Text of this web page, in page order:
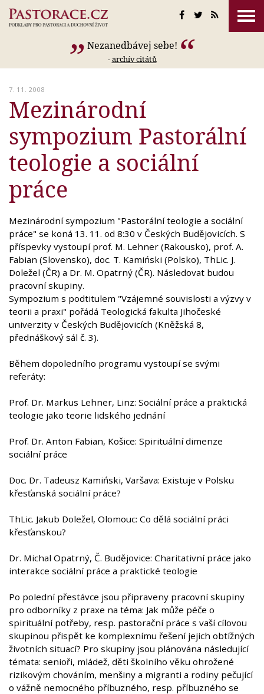
Nezanedbávej sebe!
-archív citátů
7. 11. 2008
Mezinárodní
sympozium Pastorální
teologie a sociální
práce
Mezinárodní sympozium "Pastorální teologie a sociální
práce" se koná 13. 11. od 8:30 v Českých Budějovicích. S
příspevky vystoupí prof. M. Lehner (Rakousko), prof. A.
Fabian (Slovensko), doc. T. Kamiński (Polsko), ThLic. J.
Doležel (ČR) a Dr. M. Opatrný (ČR). Následovat budou
pracovní skupiny.
Sympozium s podtitulem "Vzájemné souvislosti a výzvy v
teorii a praxi" pořádá Teologická fakulta Jihočeské
univerzity v Českých Budějovicích (Kněžská 8,
přednáškový sál č. 3).
Během dopoledního programu vystoupí se svými
referáty:
Prof. Dr. Markus Lehner, Linz: Sociální práce a praktická
teologie jako teorie lidského jednání
Prof. Dr. Anton Fabian, Košice: Spirituální dimenze
sociální práce
Doc. Dr. Tadeusz Kamiński, Varšava: Existuje v Polsku
křesťanská sociální práce?
ThLic. Jakub Doležel, Olomouc: Co dělá sociální práci
křesťanskou?
Dr. Michal Opatrný, Č. Budějovice: Charitativní práce jako
interakce sociální práce a praktické teologie
Po polední přestávce jsou připraveny pracovní skupiny
pro odborníky z praxe na téma: Jak může péče o
spirituální potřeby, resp. pastorační práce s vaší cílovou
skupinou přispět ke komplexnímu řešení jejich obtížných
životních situací? Pro skupiny jsou plánována následující
témata: senioři, mládež, děti školního věku ohrožené
rizikovým chováním, menšiny a migranti a rodiny pečující
o vážně nemocného příbuzného, resp. příbuzného se